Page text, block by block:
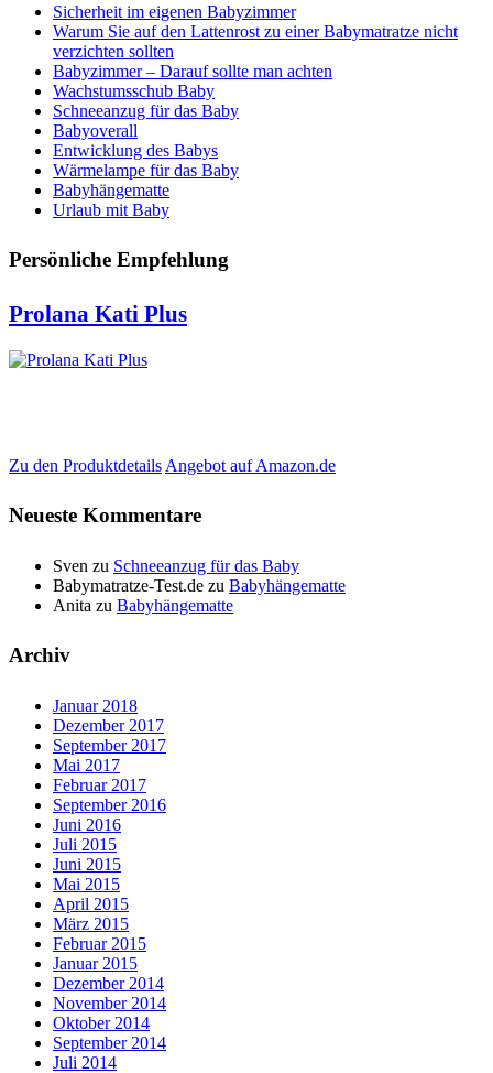
Sicherheit im eigenen Babyzimmer
Warum Sie auf den Lattenrost zu einer Babymatratze nicht
verzichten sollten
Babyzimmer – Darauf sollte man achten
Wachstumsschub Baby
Schneeanzug für das Baby
Babyoverall
Entwicklung des Babys
Wärmelampe für das Baby
Babyhängematte
Urlaub mit Baby
Persönliche Empfehlung
Prolana Kati Plus
Zu den Produktdetails Angebot auf Amazon.de
Neueste Kommentare
Sven zu Schneeanzug für das Baby
Babymatratze-Test.de zu Babyhängematte
Anita zu Babyhängematte
Archiv
Januar 2018
Dezember 2017
September 2017
Mai 2017
Februar 2017
September 2016
Juni 2016
Juli 2015
Juni 2015
Mai 2015
April 2015
März 2015
Februar 2015
Januar 2015
Dezember 2014
November 2014
Oktober 2014
September 2014
Juli 2014